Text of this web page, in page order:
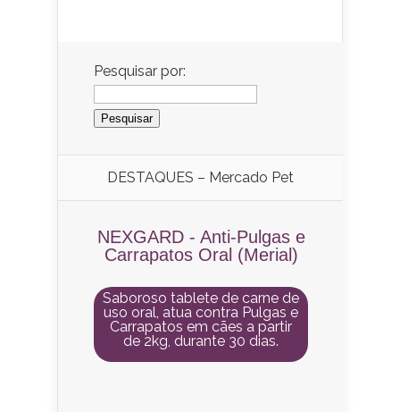
Pesquisar por:
DESTAQUES – Mercado Pet
NEXGARD - Anti-Pulgas e
Carrapatos Oral (Merial)
Saboroso tablete de carne de
uso oral, atua contra Pulgas e
Carrapatos em cães a partir
de 2kg, durante 30 dias.